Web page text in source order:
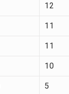
12
11
11
10
5